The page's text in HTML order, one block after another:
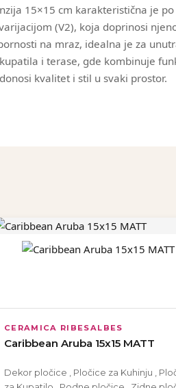
15×15 cm karakteristična je
(V2), koja doprinosi
na mraz, idealna je za
i terase, gde kombinuje
kvalitet i stil u svaki prostor.
CERAMICA RIBESALBES
Caribbean Aruba 15x15 MATT
Dekor pločice Pločice za Kuhinju